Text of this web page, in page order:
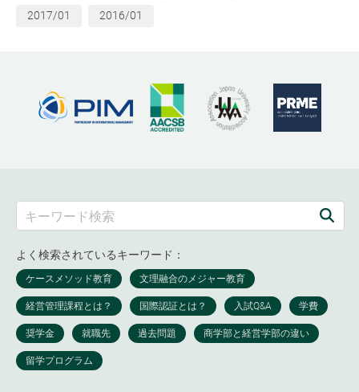
2017/01 2016/01
よく検索されているキーワード：